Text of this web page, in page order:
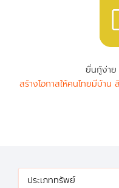
ยื่นกู้ง่า
สร้างโอกาสให้คนไทยมีบ้า
ประเภททรัพย์